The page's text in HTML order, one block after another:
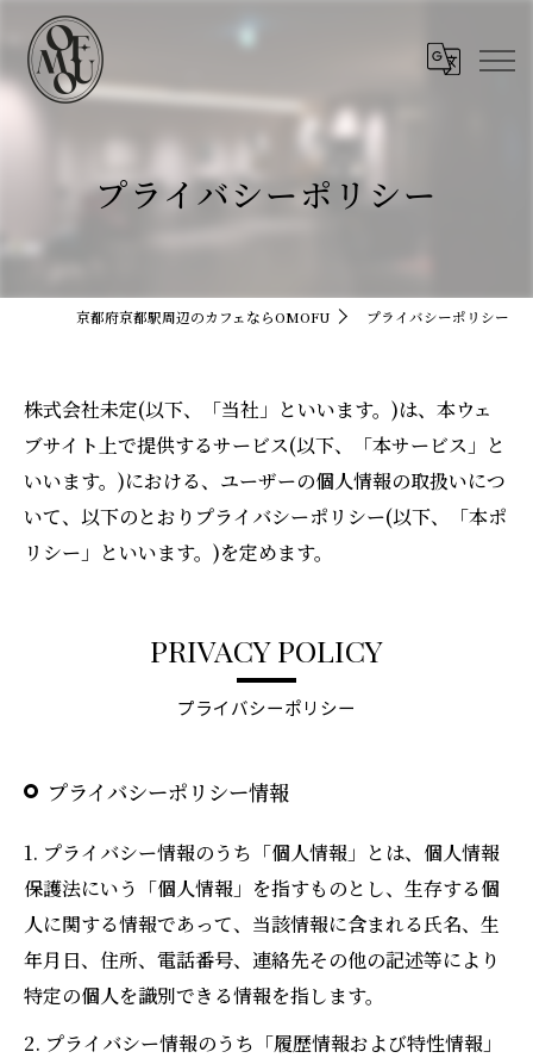
プライバシーポリシー
京都府京都駅周辺のカフェならOMOFU プライバシーポリシー
株式会社未定(以下、「当社」といいます。)は、本ウェ
ブサイト上で提供するサービス(以下、「本サービス」と
いいます。)における、ユーザーの個人情報の取扱いにつ
いて、以下のとおりプライバシーポリシー(以下、「本ポ
リシー」といいます。)を定めます。
プライバシーポリシー
PRIVACY POLICY
プライバシーポリシー情報
1. プライバシー情報のうち「個人情報」とは、個人情報
保護法にいう「個人情報」を指すものとし、生存する個
人に関する情報であって、当該情報に含まれる氏名、生
年月日、住所、電話番号、連絡先その他の記述等により
特定の個人を識別できる情報を指します。
2. プライバシー情報のうち「履歴情報および特性情報」